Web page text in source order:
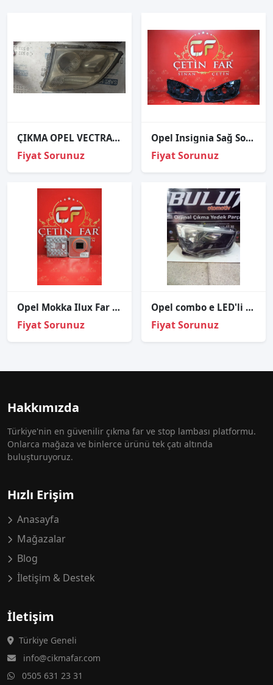
ÇIKMA OPEL VECTRA C SOL ÖN FAR
Fiyat Sorunuz
Opel Insignia Sağ Sol Far Kasasi Gm
Fiyat Sorunuz
Opel Mokka Ilux Far Beyni Sıfır Orjinal
Fiyat Sorunuz
Opel combo e LED'li sağ ön far orjinal çıkma 9816825980
Fiyat Sorunuz
Hakkımızda
Türkiye'nin en güvenilir çıkma far ve stop lambası platformu.
Onlarca mağaza ve binlerce ürünü tek çatı altında
buluşturuyoruz.
Hızlı Erişim
Anasayfa
Mağazalar
Blog
İletişim & Destek
İletişim
Türkiye Geneli
info@cikmafar.com
0505 631 23 31